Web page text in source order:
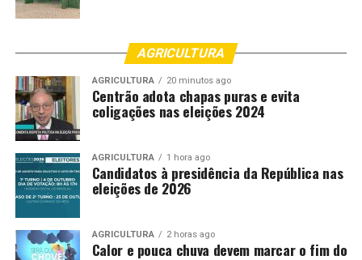
AGRICULTURA
AGRICULTURA 20 minutos ago
Centrão adota chapas puras e evita
coligações nas eleições 2024
AGRICULTURA 1 hora ago
Candidatos à presidência da República nas
eleições de 2026
AGRICULTURA 2 horas ago
Calor e pouca chuva devem marcar o fim do